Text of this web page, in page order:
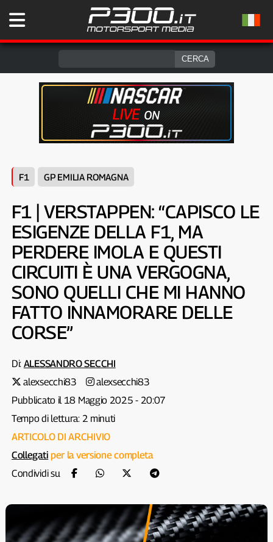
F1 GP EMILIA ROMAGNA
F1 | VERSTAPPEN: “CAPISCO LE
ESIGENZE DELLA F1, MA
PERDERE IMOLA E QUESTI
CIRCUITI È UNA VERGOGNA,
SONO QUELLI CHE MI HANNO
FATTO INNAMORARE DELLE
CORSE”
Di: ALESSANDRO SECCHI
alexsecchi83
alexsecchi83
Pubblicato il 18 Maggio 2025 - 20:07
Tempo di lettura: 2 minuti
ARTICOLO DI ARCHIVIO
Collegati per la versione completa
Condividi su